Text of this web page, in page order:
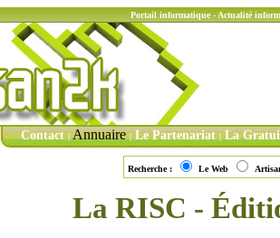
Portail informatique - Actualité
Contact |Annuaire| Le Partenariat | La
Recherche : Le Web
La RISC -